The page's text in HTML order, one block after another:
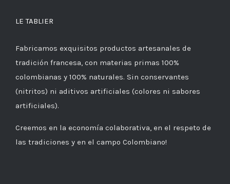
LE TABLIER
Fabricamos exquisitos productos artesanales de
tradición francesa, con materias primas 100%
colombianas y 100% naturales. Sin conservantes
(nitritos) ni aditivos artificiales (colores ni sabores
artificiales).
Creemos en la economía colaborativa, en el respeto de
las tradiciones y en el campo Colombiano!